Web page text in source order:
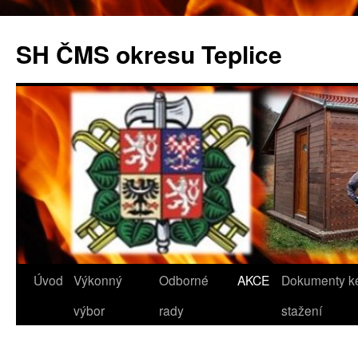
SH ČMS okresu Teplice
Přejít
Úvod
Výkonný
výbor
Odborné
rady
AKCE
Dokumenty
stažení